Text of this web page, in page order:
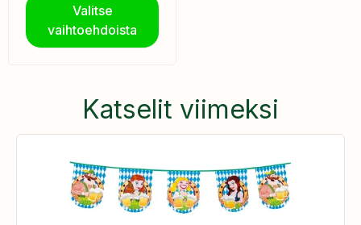
Valitse
vaihtoehdoista
Katselit viimeksi